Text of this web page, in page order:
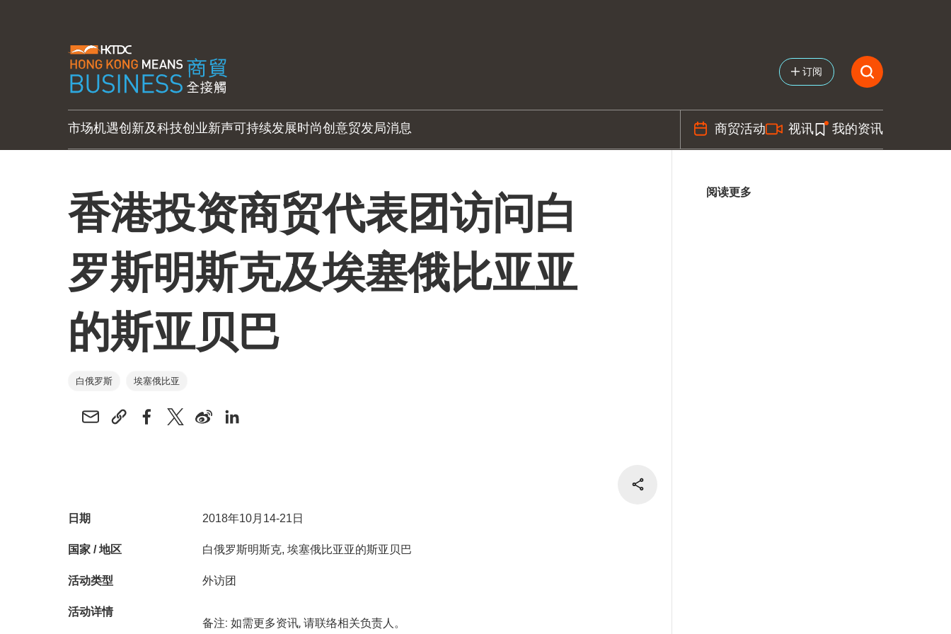
订阅
市场机遇创新及科技创业新声可持续发展时尚创意贸发局消息 商贸活动 视讯 我的资讯
香港投资商贸代表团访问白
罗斯明斯克及埃塞俄比亚亚
的斯亚贝巴
白俄罗斯 埃塞俄比亚
日期 2018年10月14-21日
国家 / 地区 白俄罗斯明斯克, 埃塞俄比亚亚的斯亚贝巴
活动类型 外访团
活动详情
备注: 如需更多资讯, 请联络相关负责人。
阅读更多